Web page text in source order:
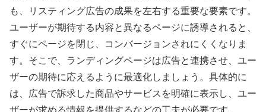
も、リスティング広告の成果を左右する重要な要素です。
ユーザーが期待する内容と異なるページに誘導されると、
すぐにページを閉じ、コンバージョンされにくくなりま
す。そこで、ランディングページは広告と連携させ、ユー
ザーの期待に応えるように最適化しましょう。具体的に
は、広告で訴求した商品やサービスを明確に表示し、ユー
ザーが求める情報を提供するなどの工夫が必要です。